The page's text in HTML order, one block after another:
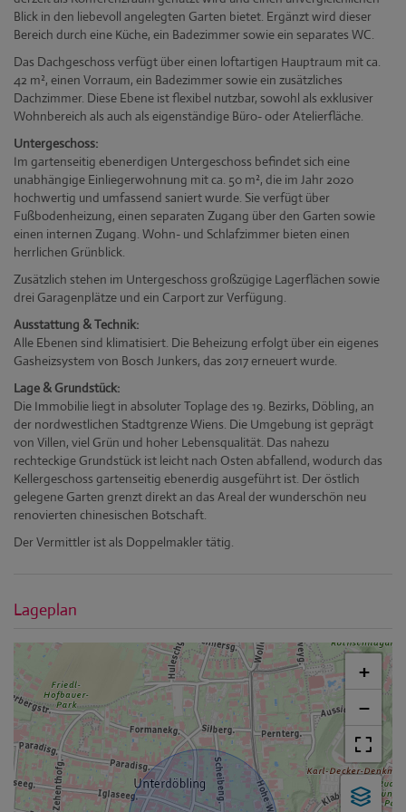
Blick in den liebevoll angelegten Garten bietet. Ergänzt wird dieser
Bereich durch eine Küche, ein Badezimmer sowie ein separates WC.
Das Dachgeschoss verfügt über einen loftartigen Hauptraum mit ca.
42 m², einen Vorraum, ein Badezimmer sowie ein zusätzliches
Dachzimmer. Diese Ebene ist flexibel nutzbar, sowohl als exklusiver
Wohnbereich als auch als eigenständige Büro- oder Atelierfläche.
Untergeschoss:
Im gartenseitig ebenerdigen Untergeschoss befindet sich eine
unabhängige Einliegerwohnung mit ca. 50 m², die im Jahr 2020
hochwertig und umfassend saniert wurde. Sie verfügt über
Fußbodenheizung, einen separaten Zugang über den Garten sowie
einen internen Zugang. Wohn- und Schlafzimmer bieten einen
herrlichen Grünblick.
Zusätzlich stehen im Untergeschoss großzügige Lagerflächen sowie
drei Garagenplätze und ein Carport zur Verfügung.
Ausstattung & Technik:
Alle Ebenen sind klimatisiert. Die Beheizung erfolgt über ein eigenes
Gasheizsystem von Bosch Junkers, das 2017 erneuert wurde.
Lage & Grundstück:
Die Immobilie liegt in absoluter Toplage des 19. Bezirks, Döbling, an
der nordwestlichen Stadtgrenze Wiens. Die Umgebung ist geprägt
von Villen, viel Grün und hoher Lebensqualität. Das nahezu
rechteckige Grundstück ist leicht nach Osten abfallend, wodurch das
Kellergeschoss gartenseitig ebenerdig ausgeführt ist. Der östlich
gelegene Garten grenzt direkt an das Areal der wunderschön neu
renovierten chinesischen Botschaft.
Der Vermittler ist als Doppelmakler tätig.
Lageplan
+
−